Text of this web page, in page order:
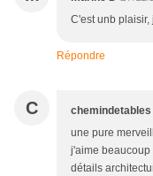
C'est unb
Répondre
C chemindetables
une pure
j'aime beaucoup
détails